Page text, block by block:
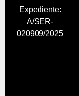
Expediente:
A/SER-
020909/2025